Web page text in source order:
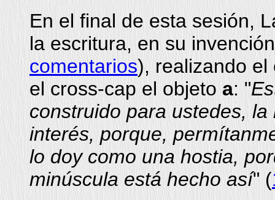
En el final de esta sesión,
la escritura, en su
comentarios), realizando el
el cross-cap el objeto a: "
construido para ustedes,
interés, porque,
lo doy como una hostia,
minúscula está hecho así" (